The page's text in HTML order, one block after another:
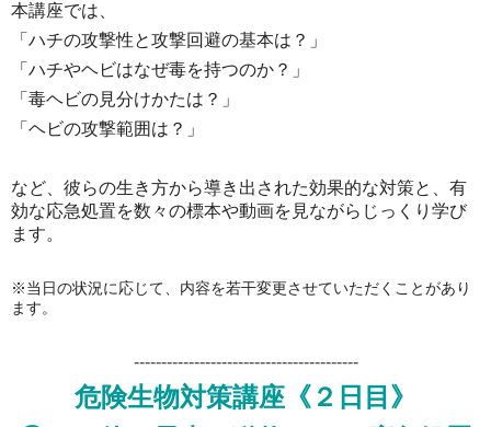
本講座では、
「ハチの攻撃性と攻撃回避の基本は？」
「ハチやヘビはなぜ毒を持つのか？」
「毒ヘビの見分けかたは？」
「ヘビの攻撃範囲は？」
など、彼らの生き方から導き出された効果的な対策と、有
効な応急処置を数々の標本や動画を見ながらじっくり学び
ます。
※当日の状況に応じて、内容を若干変更させていただくことがあり
ます。
-----------------------------------------
危険生物対策講座《２日目》